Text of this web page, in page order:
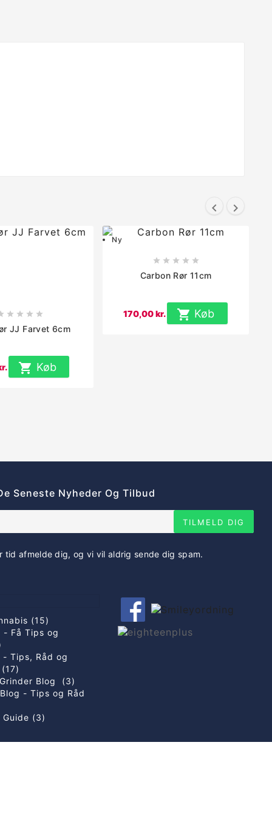
 
   
JJ Farvet 6cm
 Køb
Ny
    
Carbon Rør 11cm
170,00 kr.  Køb
Seneste Nyheder Og Tilbud
TILMELD DIG
tid afmelde dig, og vi vil aldrig sende dig spam.
(15)
- Få Tips og
Tips, Råd og
Blog (3)
- Tips og Råd
Guide (3)